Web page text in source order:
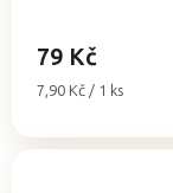
79 Kč
Měrná
7,90 Kč / 1 ks